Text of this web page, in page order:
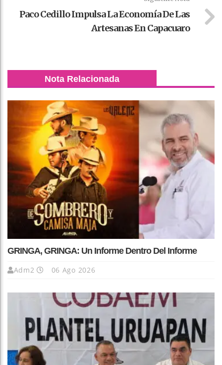
Paco Cedillo Impulsa La Economía De Las
Artesanas En Capacuaro
Nota Relacionada
GRINGA, GRINGA: Un Informe Dentro Del Informe
Adm2 06 Ago 2026